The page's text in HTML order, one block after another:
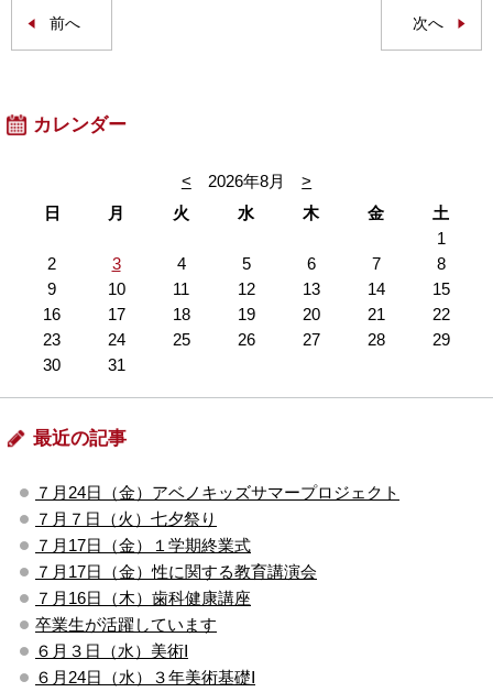
前へ 次へ
カレンダー
< 2026年8月
>
日
月 火 水 木 金
土
1
2
3 4 5 6 7
8
9
10 11 12 13 14
15
16
17 18 19 20 21
22
23
24 25 26 27 28
29
30
31
最近の記事
７月24日（金）アベノキッズサマープロジェクト
７月７日（火）七夕祭り
７月17日（金）１学期終業式
７月17日（金）性に関する教育講演会
７月16日（木）歯科健康講座
卒業生が活躍しています
６月３日（水）美術Ⅰ
６月24日（水）３年美術基礎Ⅰ